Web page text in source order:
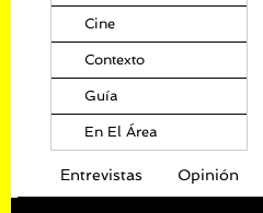
Cine
Contexto
Guía
En El Área
Entrevistas Opinión